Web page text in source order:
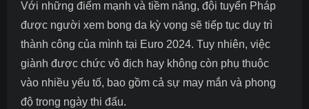
Với những điểm mạnh và tiềm năng, đội tuyển Pháp
được người xem bong da kỳ vọng sẽ tiếp tục duy trì
thành công của mình tại Euro 2024. Tuy nhiên, việc
giành được chức vô địch hay không còn phụ thuộc
vào nhiều yếu tố, bao gồm cả sự may mắn và phong
độ trong ngày thi đấu.